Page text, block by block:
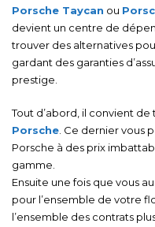
Porsche Taycan ou
devient un centre de
trouver des alternatives
gardant des garanties
prestige.
Tout d’abord, il convient de
Porsche . Ce dernier vous
Porsche à des prix
gamme.
Ensuite une fois que vous
pour l’ensemble de votre
l’ensemble des contrats